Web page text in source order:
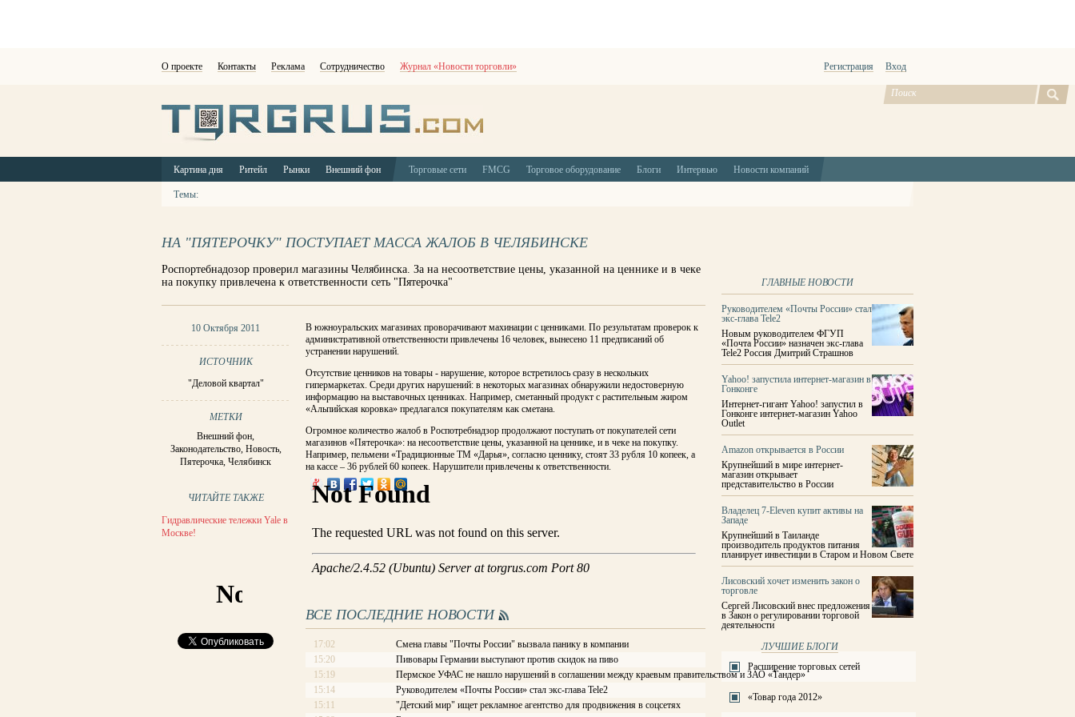
О проекте Контакты Реклама Сотрудничество Журнал «Новости торговли» Регистрация Вход
Картина дня Ритейл Рынки Внешний фон Торговые сети FMCG Торговое оборудование Блоги Интервью Новости компаний
Темы:
НА "ПЯТЕРОЧКУ" ПОСТУПАЕТ МАССА ЖАЛОБ В ЧЕЛЯБИНСКЕ
Роспортебнадозор проверил магазины Челябинска. За на несоответствие цены, указанной на ценнике и в чеке
на покупку привлечена к ответственности сеть "Пятерочка"
10 Октября 2011
ИСТОЧНИК
"Деловой квартал"
МЕТКИ
Внешний фон,
Законодательство, Новость,
Пятерочка, Челябинск
ЧИТАЙТЕ ТАКЖЕ
Гидравлические тележки Yale в
Москве!
В южноуральских магазинах проворачивают махинации с ценниками. По результатам проверок к
административной ответственности привлечены 16 человек, вынесено 11 предписаний об
устранении нарушений.
Отсутствие ценников на товары - нарушение, которое встретилось сразу в нескольких
гипермаркетах. Среди других нарушений: в некоторых магазинах обнаружили недостоверную
информацию на выставочных ценниках. Например, сметанный продукт с растительным жиром
«Альпийская коровка» предлагался покупателям как сметана.
Огромное количество жалоб в Роспотребнадзор продолжают поступать от покупателей сети
магазинов «Пятерочка»: на несоответствие цены, указанной на ценнике, и в чеке на покупку.
Например, пельмени «Традиционные ТМ «Дарья», согласно ценнику, стоят 33 рубля 10 копеек, а
на кассе – 36 рублей 60 копеек. Нарушители привлечены к ответственности.
ВСЕ ПОСЛЕДНИЕ НОВОСТИ
17:02
Смена главы "Почты России" вызвала панику в компании
15:20
Пивовары Германии выступают против скидок на пиво
15:19
Пермское УФАС не нашло нарушений в соглашении между краевым правительством и ЗАО «Тандер»
15:14
Руководителем «Почты России» стал экс-глава Tele2
15:11
"Детский мир" ищет рекламное агентство для продвижения в соцсетях
ГЛАВНЫЕ НОВОСТИ
Руководителем «Почты России» стал
экс-глава Tele2
Новым руководителем ФГУП
«Почта России» назначен экс-глава
Tele2 Россия Дмитрий Страшнов
Yahoo! запустила интернет-магазин в
Гонконге
Интернет-гигант Yahoo! запустил в
Гонконге интернет-магазин Yahoo
Outlet
Amazon открывается в России
Крупнейший в мире интернет-
магазин открывает
представительство в России
Владелец 7-Eleven купит активы на
Западе
Крупнейший в Таиланде
производитель продуктов питания
планирует инвестиции в Старом и Новом Свете
Лисовский хочет изменить закон о
торговле
Сергей Лисовский внес предложения
в Закон о регулировании торговой
деятельности
ЛУЧШИЕ БЛОГИ
Расширение торговых сетей
«Товар года 2012»